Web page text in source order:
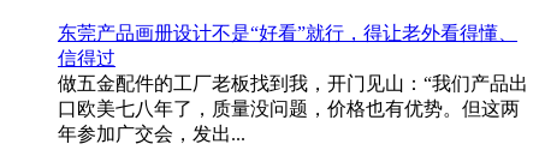
东莞产品画册设计不是“好看”就行，得让老外看得懂、
信得过
做五金配件的工厂老板找到我，开门见山：“我们产品出
口欧美七八年了，质量没问题，价格也有优势。但这两
年参加广交会，发出...